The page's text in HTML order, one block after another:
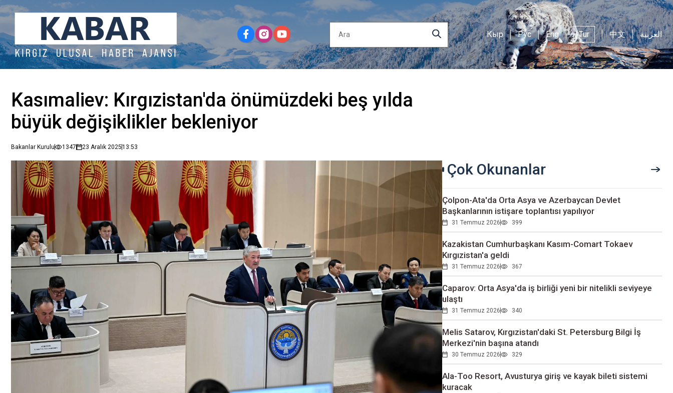
Кыр Рус Eng Tur 中文 العربية
Kasımaliev: Kırgızistan'da önümüzdeki beş yılda
büyük değişiklikler bekleniyor
Bakanlar Kurulu 1347 23 Aralık 202513:53
Çok Okunanlar
Çolpon-Ata'da Orta Asya ve Azerbaycan Devlet
Başkanlarının istişare toplantısı yapılıyor
31 Temmuz 2026 399
Kazakistan Cumhurbaşkanı Kasım-Comart Tokaev
Kırgızistan'a geldi
31 Temmuz 2026 367
Caparov: Orta Asya'da iş birliği yeni bir nitelikli seviyeye
ulaştı
31 Temmuz 2026 340
Melis Satarov, Kırgızistan'daki St. Petersburg Bilgi İş
Merkezi'nin başına atandı
30 Temmuz 2026 329
Ala-Too Resort, Avusturya giriş ve kayak bileti sistemi
kuracak